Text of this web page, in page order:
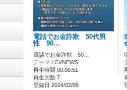
電話でお金詐欺 50代男
性 90…
電話でお金詐欺 50…
テーマ LCVNEWS
再生時間 00:00:51
再生回数 7
登録日 2024/02/09